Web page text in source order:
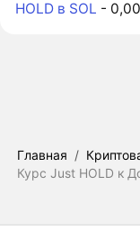
HOLD в SOL -
Главная /
Курс Just HOLD к